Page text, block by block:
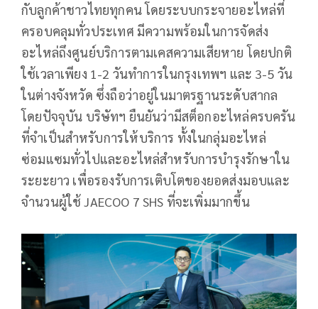
กับลูกค้าชาวไทยทุกคน โดยระบบกระจายอะไหล่ที่
ครอบคลุมทั่วประเทศ มีความพร้อมในการจัดส่ง
อะไหล่ถึงศูนย์บริการตามเคสความเสียหาย โดยปกติ
ใช้เวลาเพียง 1-2 วันทำการในกรุงเทพฯ และ 3-5 วัน
ในต่างจังหวัด ซึ่งถือว่าอยู่ในมาตรฐานระดับสากล
โดยปัจจุบัน บริษัทฯ ยืนยันว่ามีสต็อกอะไหล่ครบครัน
ที่จำเป็นสำหรับการให้บริการ ทั้งในกลุ่มอะไหล่
ซ่อมแซมทั่วไปและอะไหล่สำหรับการบำรุงรักษาใน
ระยะยาว เพื่อรองรับการเติบโตของยอดส่งมอบและ
จำนวนผู้ใช้ JAECOO 7 SHS ที่จะเพิ่มมากขึ้น